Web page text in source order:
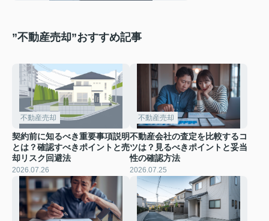
”不動産売却”おすすめ記事
不動産売却
契約前に知るべき重要事項説明
とは？確認すべきポイントと売
却リスク回避法
2026.07.26
不動産売却
不動産会社の査定を比較するコ
ツは？見るべきポイントと妥当
性の確認方法
2026.07.25